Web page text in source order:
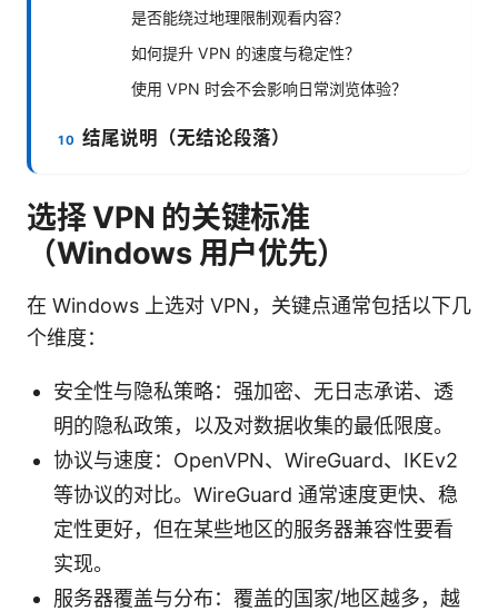
是否能绕过地理限制观看内容？
如何提升 VPN 的速度与稳定性？
使用 VPN 时会不会影响日常浏览体验？
结尾说明（无结论段落）
选择 VPN 的关键标准
（Windows 用户优先）
在 Windows 上选对 VPN，关键点通常包括以下几
个维度：
安全性与隐私策略：强加密、无日志承诺、透
明的隐私政策，以及对数据收集的最低限度。
协议与速度：OpenVPN、WireGuard、IKEv2
等协议的对比。WireGuard 通常速度更快、稳
定性更好，但在某些地区的服务器兼容性要看
实现。
服务器覆盖与分布：覆盖的国家/地区越多，越